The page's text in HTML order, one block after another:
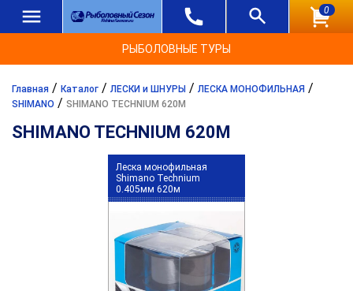
0
РЫБОЛОВНЫЕ ТУРЫ
Главная / Каталог / ЛЕСКИ и ШНУРЫ / ЛЕСКА МОНОФИЛЬНАЯ /
SHIMANO / SHIMANO TECHNIUM 620М
SHIMANO TECHNIUM 620М
Леска монофильная
Shimano Technium
0.405мм 620м